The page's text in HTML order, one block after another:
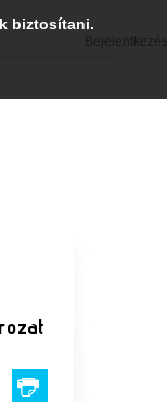
Bejelentkezés
biztosítani.